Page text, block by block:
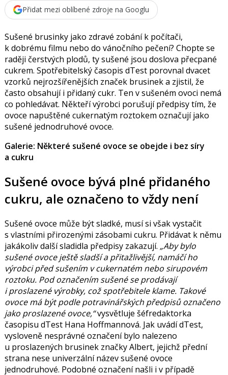
Přidat mezi oblíbené zdroje na Googlu
Sušené brusinky jako zdravé zobání k počítači,
k dobrému filmu nebo do vánočního pečení? Chopte se
raději čerstvých plodů, ty sušené jsou doslova přecpané
cukrem. Spotřebitelský časopis dTest porovnal dvacet
vzorků nejrozšířenějších značek brusinek a zjistil, že
často obsahují i přidaný cukr. Ten v sušeném ovoci nemá
co pohledávat. Někteří výrobci porušují předpisy tím, že
ovoce napuštěné cukernatým roztokem označují jako
sušené jednodruhové ovoce.
Galerie: Některé sušené ovoce se obejde i bez síry
a cukru
Sušené ovoce bývá plné přidaného
cukru, ale označeno to vždy není
Sušené ovoce může být sladké, musí si však vystačit
s vlastními přirozenými zásobami cukru. Přidávat k němu
jakákoliv další sladidla předpisy zakazují. „Aby bylo
sušené ovoce ještě sladší a přitažlivější, namáčí ho
výrobci před sušením v cukernatém nebo sirupovém
roztoku. Pod označením sušené se prodávají
i proslazené výrobky, což spotřebitele klame. Takové
ovoce má být podle potravinářských předpisů označeno
jako proslazené ovoce,“vysvětluje šéfredaktorka
časopisu dTest Hana Hoffmannová. Jak uvádí dTest,
vysloveně nesprávné označení bylo nalezeno
u proslazených brusinek značky Albert, jejichž přední
strana nese univerzální název sušené ovoce
jednodruhové. Podobné označení našli i v případě